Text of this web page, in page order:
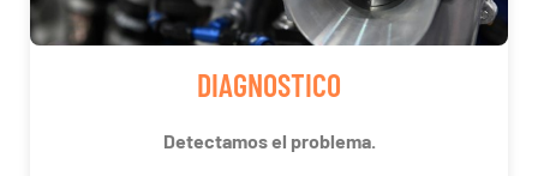
DIAGNOSTICO
Detectamos el problema.